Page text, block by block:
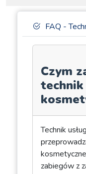
FAQ -
Czym
technik
Technik
zabiegów z